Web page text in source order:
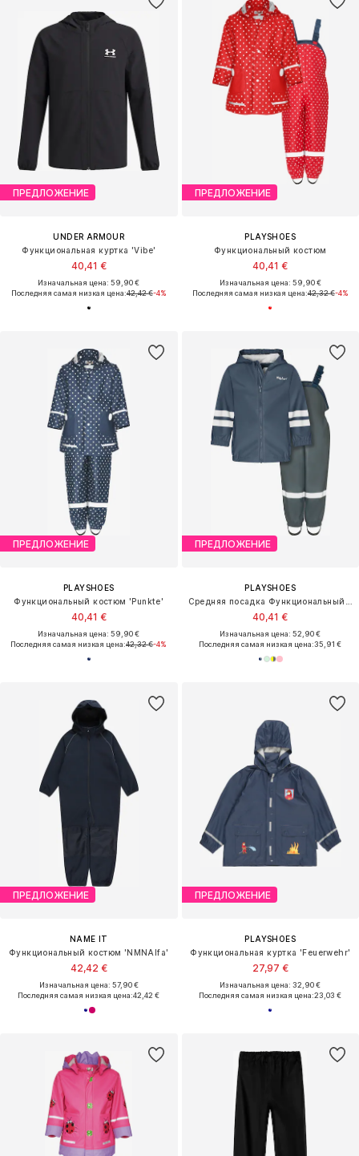
ПРЕДЛОЖЕНИЕ
UNDER ARMOUR
Функциональная куртка 'Vibe'
40,41 €
Изначальная цена: 59,90 €
Последняя самая низкая цена:42,42 €-4%
ПРЕДЛОЖЕНИЕ
PLAYSHOES
Функциональный костюм
40,41 €
Изначальная цена: 59,90 €
Последняя самая низкая цена:42,32 €-4%
ПРЕДЛОЖЕНИЕ
PLAYSHOES
Функциональный костюм 'Punkte'
40,41 €
Изначальная цена: 59,90 €
Последняя самая низкая цена:42,32 €-4%
ПРЕДЛОЖЕНИЕ
PLAYSHOES
40,41 €
Изначальная цена: 52,90 €
Последняя самая низкая цена:35,91 €
ПРЕДЛОЖЕНИЕ
NAME IT
Функциональный костюм 'NMNAlfa'
42,42 €
Изначальная цена: 57,90 €
Последняя самая низкая цена:42,42 €
ПРЕДЛОЖЕНИЕ
PLAYSHOES
Функциональная куртка 'Feuerwehr'
27,97 €
Изначальная цена: 32,90 €
Последняя самая низкая цена:23,03 €